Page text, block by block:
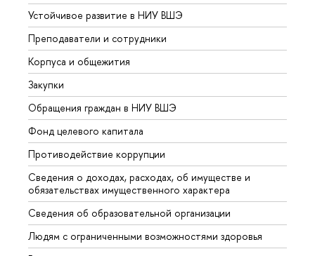
Устойчивое развитие в НИУ ВШЭ
Преподаватели и сотрудники
Корпуса и общежития
Закупки
Обращения граждан в НИУ ВШЭ
Фонд целевого капитала
Противодействие коррупции
Сведения о доходах, расходах, об имуществе и
обязательствах имущественного характера
Сведения об образовательной организации
Людям с ограниченными возможностями здоровья